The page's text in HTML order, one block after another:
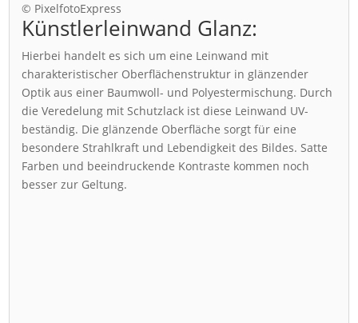
© PixelfotoExpress
Künstlerleinwand Glanz:
Hierbei handelt es sich um eine Leinwand mit
charakteristischer Oberflächenstruktur in glänzender
Optik aus einer Baumwoll- und Polyestermischung. Durch
die Veredelung mit Schutzlack ist diese Leinwand UV-
beständig. Die glänzende Oberfläche sorgt für eine
besondere Strahlkraft und Lebendigkeit des Bildes. Satte
Farben und beeindruckende Kontraste kommen noch
besser zur Geltung.